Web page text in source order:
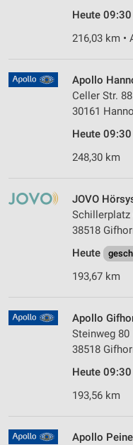
Heute
216,03 km •
Apollo
Celler Str. 88
30161
Heute
248,30 km
JOVO
Schillerplatz
38518
Heute
193,67 km
Apollo
Steinweg 80
38518
Heute
193,56 km
Apollo Peine